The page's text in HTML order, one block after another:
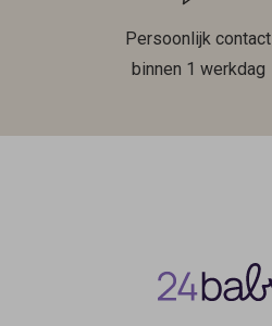
Persoonlijk contact
binnen 1 werkdag